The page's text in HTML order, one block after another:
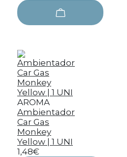
AROMA
Ambientador
Car Gas
Monkey
Yellow | 1 UNI
1,48€